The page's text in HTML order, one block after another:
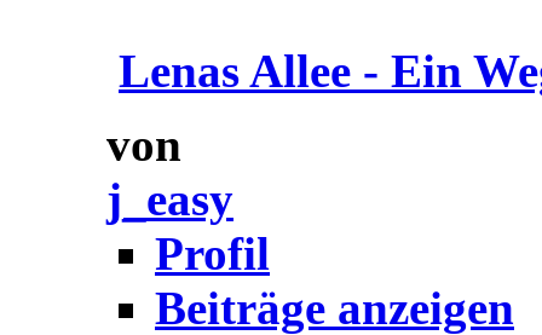
Lenas Allee - Ein
von
j_easy
Profil
Beiträge anzeigen